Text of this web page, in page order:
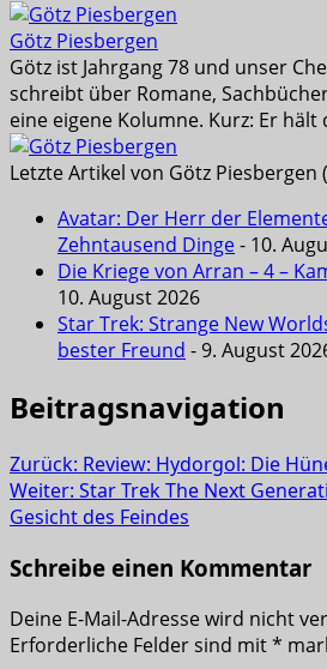
Götz Piesbergen
Götz ist Jahrgang 78 und unser
schreibt über Romane,
eine eigene Kolumne. Kurz: Er hält
Letzte Artikel von Götz Piesbergen (
Avatar: Der Herr der
Zehntausend Dinge- 10.
Die Kriege von Arran – 4 –
10. August 2026
Star Trek: Strange New
bester Freund - 9. August
Beitragsnavigation
Zurück: Review: Hydorgol: Die
Weiter: Star Trek The Next
Gesicht des Feindes
Schreibe einen Kommentar
Deine E-Mail-Adresse wird nicht
Erforderliche Felder sind mit*